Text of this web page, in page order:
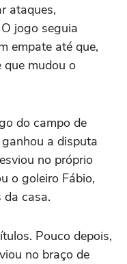
ataques,
jogo seguia
empate até que,
mudou o
do campo de
a disputa
no próprio
o goleiro Fábio,
da casa.
Pouco depois,
no braço de